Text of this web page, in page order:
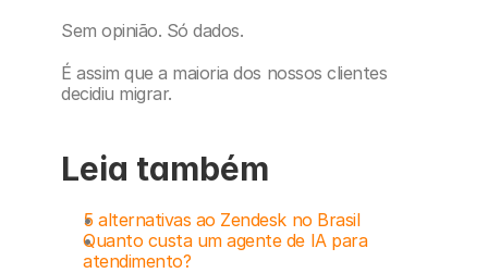
Sem opinião. Só dados.
É assim que a maioria dos nossos clientes
decidiu migrar.
Leia também
5 alternativas ao Zendesk no Brasil
Quanto custa um agente de IA para
atendimento?